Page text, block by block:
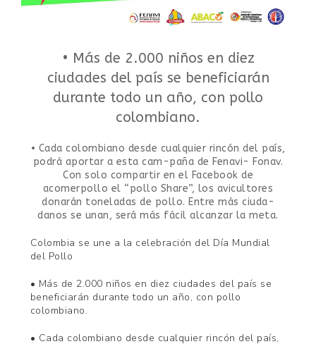
• Más de 2.000 niños en diez
ciudades del país se beneficiarán
durante todo un año, con pollo
colombiano.
• Cada colombiano desde cualquier rincón del país,
podrá aportar a esta cam-paña de Fenavi- Fonav.
Con solo compartir en el Facebook de
acomerpollo el “pollo Share”, los avicultores
donarán toneladas de pollo. Entre más ciuda-
danos se unan, será más fácil alcanzar la meta.
Colombia se une a la celebración del Día Mundial
del Pollo
• Más de 2.000 niños en diez ciudades del país se
beneficiarán durante todo un año, con pollo
colombiano.
• Cada colombiano desde cualquier rincón del país,